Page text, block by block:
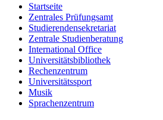
Startseite
Zentrales Prüfungsamt
Studierendensekretariat
Zentrale Studienberatung
International Office
Universitätsbibliothek
Rechenzentrum
Universitätssport
Musik
Sprachenzentrum